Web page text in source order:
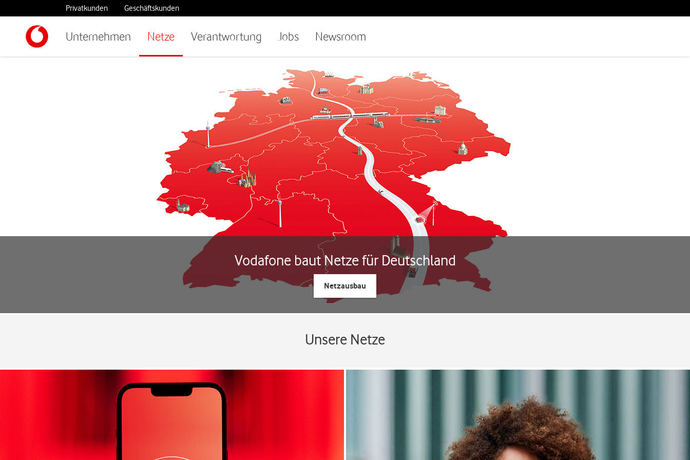
Unternehmen Netze Verantwortung Jobs Newsroom
Privatkunden Geschäftskunden
Vodafone baut Netze für Deutschland
Netzausbau
Unsere Netze